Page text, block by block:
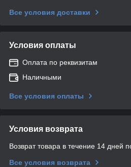
Все условия доставки
Условия оплаты
Оплата по реквизитам
Наличными
Все условия оплаты
Условия возврата
Возврат товара в течение 14 дней
Все условия возврата